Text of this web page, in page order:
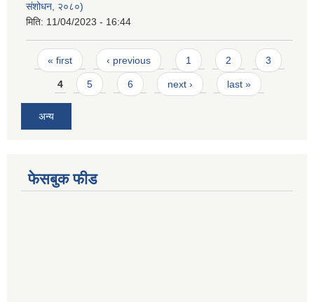
संशोधन, २०८०)
मिति: 11/04/2023 - 16:44
Pages
« first ‹ previous 1 2 3
4 5 6 next › last »
अन्य
फेसबुक फीड